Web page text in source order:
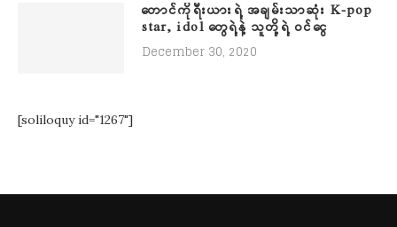
တောင်ကိုရီးယားရဲ့ အချမ်းသာဆုံး K-pop
star, idol တွေရဲ့နဲ့ သူတို့ရဲ့ ဝင်ငွေ
December 30, 2020
[soliloquy id="1267"]